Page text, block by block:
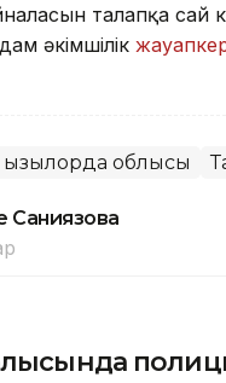
талапқа сай
әкімшілік
Қызылорда облысы
Саниязова